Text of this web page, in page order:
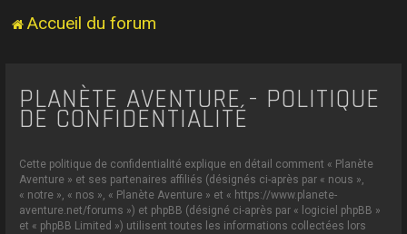
Accueil du forum
PLANÈTE AVENTURE - POLITIQUE
DE CONFIDENTIALITÉ
Cette politique de confidentialité explique en détail comment « Planète
Aventure » et ses partenaires affiliés (désignés ci-après par « nous »,
« notre », « nos », « Planète Aventure » et « https://www.planete-
aventure.net/forums ») et phpBB (désigné ci-après par « logiciel phpBB »
et « phpBB Limited ») utilisent toutes les informations collectées lors